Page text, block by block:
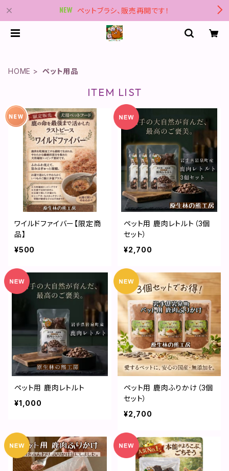
ペットブラシ、販売再開です！
HOME ペット用品
ITEM LIST
ワイルドファイバー【限定商
品】
¥500
ペット用 鹿肉レトルト（3個
セット）
¥2,700
ペット用 鹿肉レトルト
¥1,000
ペット用 鹿肉ふりかけ（3個
セット）
¥2,700